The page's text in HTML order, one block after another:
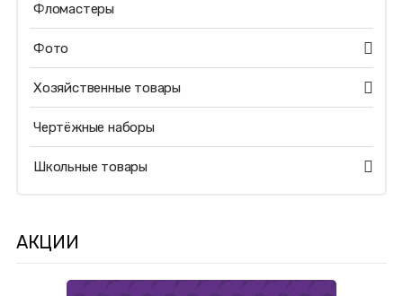
Фломастеры
Фото
Хозяйственные товары
Чертёжные наборы
Школьные товары
АКЦИИ